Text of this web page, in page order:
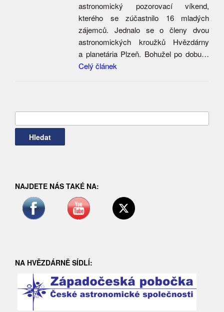
astronomický pozorovací víkend,
kterého se zúčastnilo 16 mladých
zájemců. Jednalo se o členy dvou
astronomických kroužků Hvězdárny
a planetária Plzeň. Bohužel po dobu…
Celý článek
NAJDETE NÁS TAKÉ NA:
NA HVĚZDÁRNĚ SÍDLÍ: